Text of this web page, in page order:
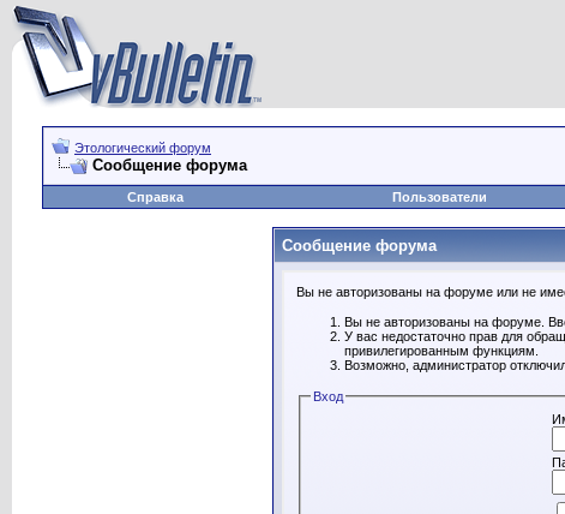
Этологический форум
Сообщение форума
Справка
Пользователи
Сообщение форума
Вы не авторизованы на форуме или не
Вы не авторизованы на форуме.
У вас недостаточно прав для
привилегированным функциям.
Возможно, администратор
Вход